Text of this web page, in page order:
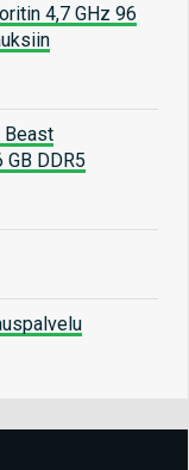
4,7 GHz 96
Beast
DDR5